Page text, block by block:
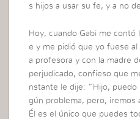
s hijos a usar su fe, y a no
Hoy, cuando Gabi me contó
e y me pidió que yo fuese
a profesora y con la madre
perjudicado, confieso que
nstante le dije: “Hijo, puedo
gún problema, pero, iremos
Él es el único que puedes